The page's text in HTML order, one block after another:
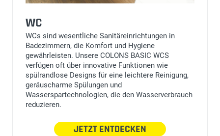
WC
WCs sind wesentliche Sanitäreinrichtungen in
Badezimmern, die Komfort und Hygiene
gewährleisten. Unsere COLONS BASIC WCS
verfügen oft über innovative Funktionen wie
spülrandlose Designs für eine leichtere Reinigung,
geräuscharme Spülungen und
Wasserspartechnologien, die den Wasserverbrauch
reduzieren.
JETZT ENTDECKEN